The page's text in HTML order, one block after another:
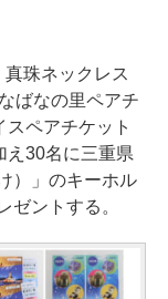
珠ネックレス
ばなの里ペアチ
ペアチケット
え30名に三重県
）」のキーホル
ゼントする。